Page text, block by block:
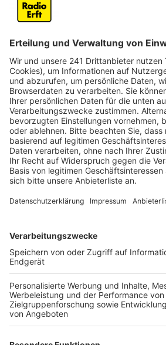
Nach dem schweren Unfall ist die
jetzt in Richtung Bonn wieder frei.
Reinigungsarbeiten sind
Dort war am Montagvormittag (2.
Transporterfahrer auf ein
26-jährige Fahrer wurde dabei im
und musste schwer verletzt befreit
mit einem Rettungshubschrauber
Auch der Fahrer eines Kipplasters,
Transporter aufgefahren war,
verwickelter Lkw-Fahrer blieb
Die A555 war bis zum Nachmittag
Anzeige
Weitere Themen von Rhein
Anzeige